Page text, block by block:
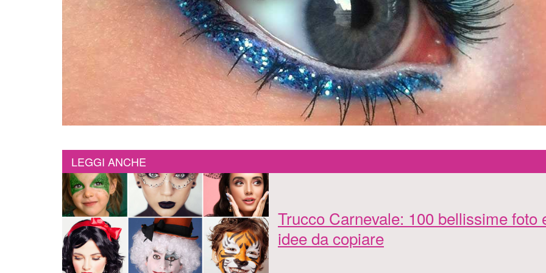
LEGGI ANCHE
Trucco Carnevale: 100 bellissime foto
idee da copiare